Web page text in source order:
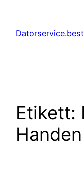
innehåll
Datorservice.best
Etikett:
Handen